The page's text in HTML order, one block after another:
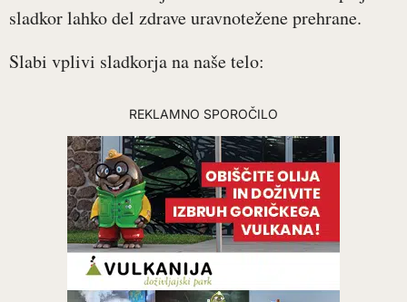
sladkor lahko del zdrave uravnotežene prehrane.
Slabi vplivi sladkorja na naše telo:
REKLAMNO SPOROČILO